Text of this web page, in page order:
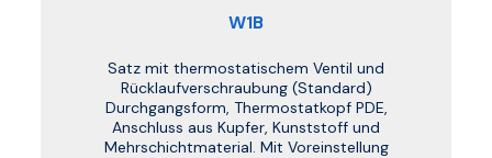
W1B
Satz mit thermostatischem Ventil und
Rücklaufverschraubung (Standard)
Durchgangsform, Thermostatkopf PDE,
Anschluss aus Kupfer, Kunststoff und
Mehrschichtmaterial. Mit Voreinstellung